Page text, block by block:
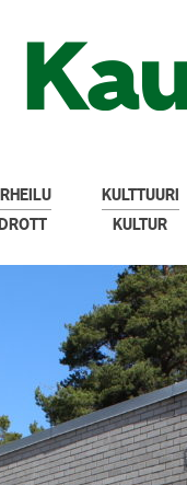
KULTTUURI
KULTUR